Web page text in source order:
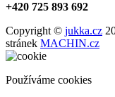
+420 725 893 692
Copyright © jukka.cz
stránek MACHIN.cz
Používáme cookies